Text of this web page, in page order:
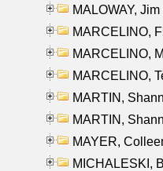
MALOWAY,
MARCELINO,
MARCELINO,
MARCELINO,
MARTIN,
MARTIN,
MAYER,
MICHALESKI,